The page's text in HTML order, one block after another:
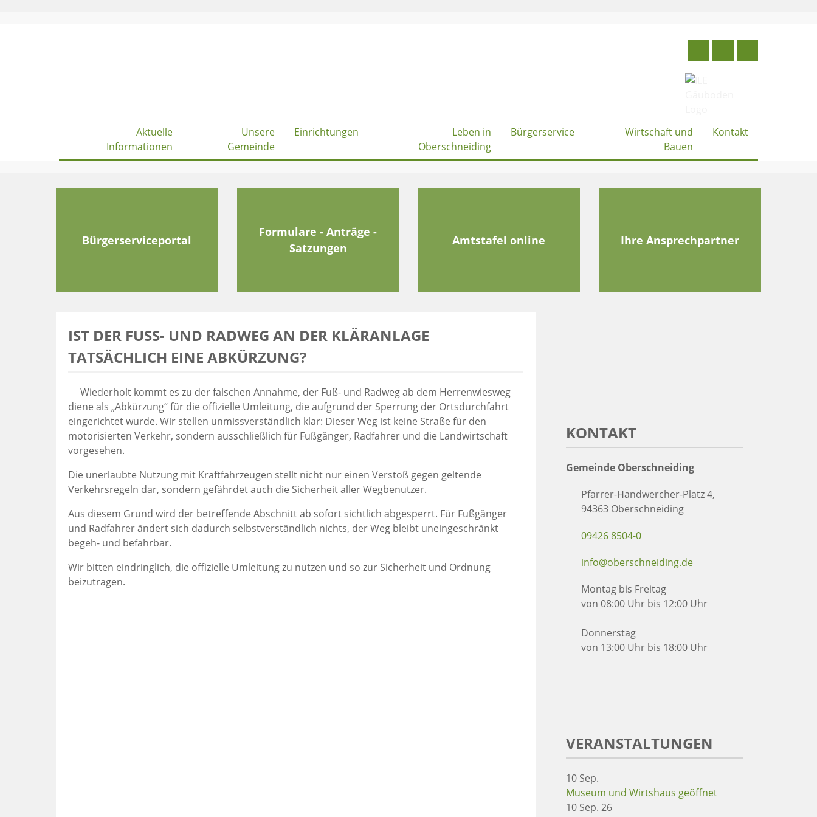
Aktuelle
Informationen
Unsere
Gemeinde
Einrichtungen
Leben in
Oberschneiding
Bürgerservice
Wirtschaft und
Bauen
Kontakt
Bürgerserviceportal
Formulare - Anträge -
Satzungen
Amtstafel online Ihre Ansprechpartner
IST DER FUSS- UND RADWEG AN DER KLÄRANLAGE T
ATSÄCHLICH EINE ABKÜRZUNG?
Wiederholt kommt es zu der falschen Annahme, der Fuß- und Radweg ab dem Herrenwiesweg
diene als „Abkürzung“ für die offizielle Umleitung, die aufgrund der Sperrung der Ortsdurchfahrt
eingerichtet wurde. Wir stellen unmissverständlich klar: Dieser Weg ist keine Straße für den
motorisierten Verkehr, sondern ausschließlich für Fußgänger, Radfahrer und die Landwirtschaft
vorgesehen.
Die unerlaubte Nutzung mit Kraftfahrzeugen stellt nicht nur einen Verstoß gegen geltende
Verkehrsregeln dar, sondern gefährdet auch die Sicherheit aller Wegbenutzer.
Aus diesem Grund wird der betreffende Abschnitt ab sofort sichtlich abgesperrt. Für Fußgänger
und Radfahrer ändert sich dadurch selbstverständlich nichts, der Weg bleibt uneingeschränkt
begeh- und befahrbar.
Wir bitten eindringlich, die offizielle Umleitung zu nutzen und so zur Sicherheit und Ordnung
beizutragen.
KONTAKT
Gemeinde Oberschneiding
Pfarrer-Handwercher-Platz 4,
94363 Oberschneiding
09426 8504-0
info@oberschneiding.de
Montag bis Freitag
von 08:00 Uhr bis 12:00 Uhr
Donnerstag
von 13:00 Uhr bis 18:00 Uhr
VERANSTALTUNGEN
10 Sep.
Museum und Wirtshaus geöffnet
10 Sep. 26